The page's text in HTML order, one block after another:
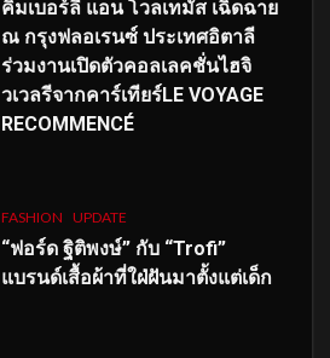
คิมเบอร์ลี่ แอน โวลเทมัส เฉิดฉาย
ณ กรุงฟลอเรนซ์ ประเทศอิตาลี
ร่วมงานเปิดตัวคอลเลคชั่นไฮจิ
วเวลรีจากคาร์เทียร์LE VOYAGE
RECOMMENCÉ
FASHION UPDATE
“ฟอร์ด ฐิติพงษ์” กับ “Trofi”
แบรนด์เสื้อผ้าที่ใฝ่ฝันมาตั้งแต่เด็ก